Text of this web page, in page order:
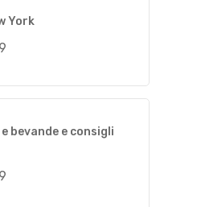
York
e bevande e consigli